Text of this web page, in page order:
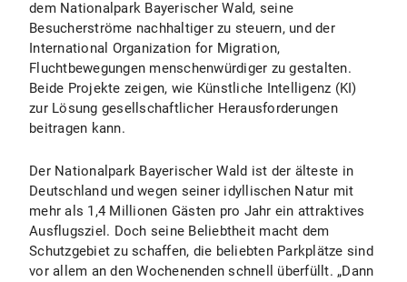
dem Nationalpark Bayerischer Wald, seine
Besucherströme nachhaltiger zu steuern, und der
International Organization for Migration,
Fluchtbewegungen menschenwürdiger zu gestalten.
Beide Projekte zeigen, wie Künstliche Intelligenz (KI)
zur Lösung gesellschaftlicher Herausforderungen
beitragen kann.
Der Nationalpark Bayerischer Wald ist der älteste in
Deutschland und wegen seiner idyllischen Natur mit
mehr als 1,4 Millionen Gästen pro Jahr ein attraktives
Ausflugsziel. Doch seine Beliebtheit macht dem
Schutzgebiet zu schaffen, die beliebten Parkplätze sind
vor allem an den Wochenenden schnell überfüllt. „Dann